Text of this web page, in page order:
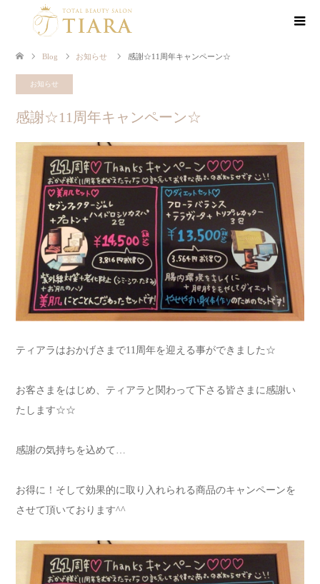
Blog お知らせ 感謝☆11周年キャンペーン☆
お知らせ
感謝☆11周年キャンペーン☆
ティアラはおかげさまで11周年を迎える事ができました☆
お客さまをはじめ、ティアラと関わって下さる皆さまに感謝い
たします☆☆
感謝の気持ちを込めて…
お得に！そして効果的に取り入れられる商品のキャンペーンを
させて頂いております^^